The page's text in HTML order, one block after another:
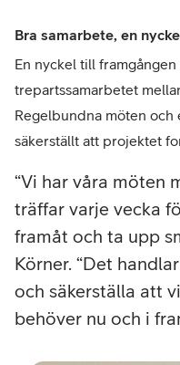
Bra samarbete, en
En nyckel till
trepartssamarbetet
Regelbundna möten
säkerställt att projektet
Vi har våra möten
träffar varje vecka
framåt och ta upp
Körner. “Det
och säkerställa att
behöver nu och i